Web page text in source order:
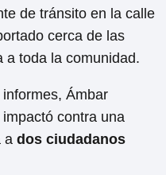
de tránsito en la calle
cerca de las
a toda la comunidad.
Ámbar
contra una
a dos ciudadanos